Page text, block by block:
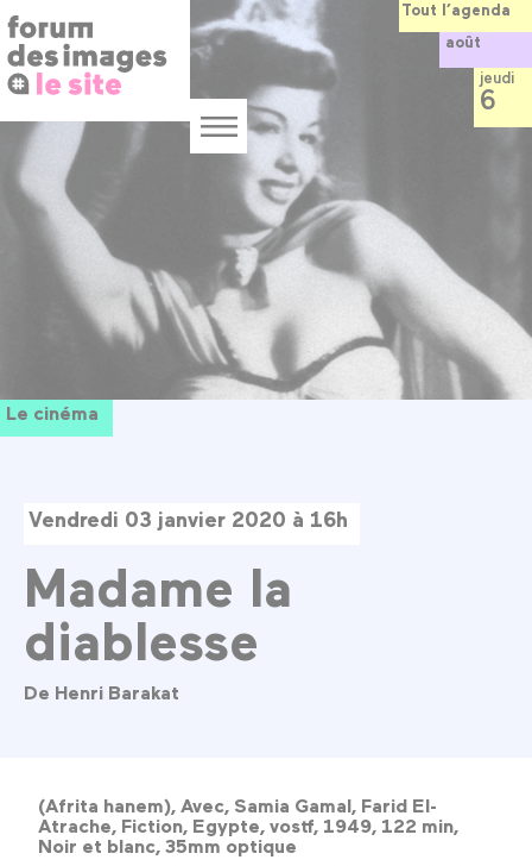
Panneau de gestion des cookies
au
contenu
principal
Menu
Le cinéma
Vendredi 03 janvier 2020 à 16h
Madame la
diablesse
De Henri Barakat
(Afrita hanem), Avec, Samia Gamal, Farid El-
Atrache, Fiction, Egypte, vostf, 1949, 122 min,
Noir et blanc, 35mm optique
Tout l’agenda
août
jeudi
6